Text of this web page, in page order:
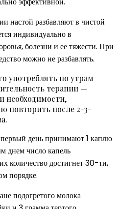
настой разбавляют в чистой
индивидуально в
болезни и ее тяжести. При
можно не разбавлять.
употреблять по утрам
терапии —
необходимости,
повторить после 2-3-
день принимают 1 каплю
днем число капель
количество достигнет 30-ти,
порядке.
подогретого молока